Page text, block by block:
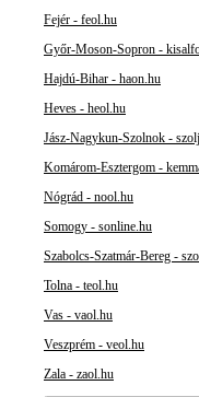
Fejér - feol.hu
Győr-Moson-Sopron -
Hajdú-Bihar - haon.hu
Heves - heol.hu
Jász-Nagykun-Szolnok -
Komárom-Esztergom -
Nógrád - nool.hu
Somogy - sonline.hu
Szabolcs-Szatmár-Bereg -
Tolna - teol.hu
Vas - vaol.hu
Veszprém - veol.hu
Zala - zaol.hu